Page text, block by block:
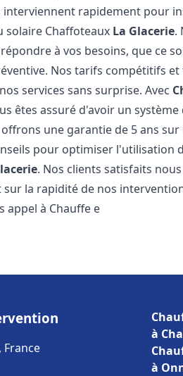
rapidement pour
solaire Chaffoteaux La Glacerie.
à vos besoins, que ce
Nos tarifs compétitifs
services sans surprise. Avec
êtes assuré d'avoir un
une garantie de 5 ans
pour optimiser l'utilisation
. Nos clients satisfaits
la rapidité de nos
appel à Chauffe e
France
à
à